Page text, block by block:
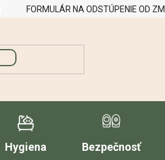
FORMULÁR NA ODSTÚPENIE OD
Hygiena Bezpečnosť